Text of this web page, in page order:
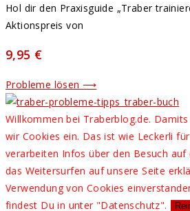
Hol dir den Praxisguide „Traber
Aktionspreis von
9,95 €
Probleme lösen ⟶
Willkommen bei Traberblog.de.
wir Cookies ein. Das ist wie Leckerli
verarbeiten Infos über den Besuch auf
das Weitersurfen auf unsere Seite
Verwendung von Cookies
findest Du in unter "Datenschutz".